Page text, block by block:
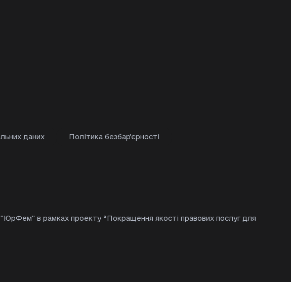
даних Політика безбарʼєрності
в рамках проекту “Покращення якості правових послуг для